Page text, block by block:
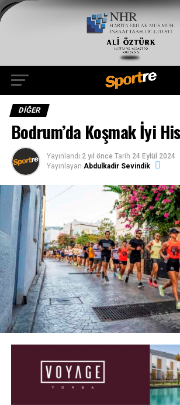
DIĞER
Bodrum’da Koşmak İyi
Yayınlandı 2 yıl önce Tarih 24 Eylül 2024
Yayınlayan Abdulkadir Sevindik